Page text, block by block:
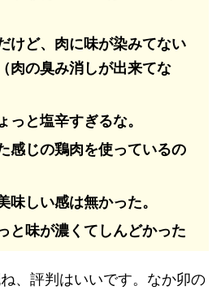
けど、肉に味が染みてない
肉の臭み消しが出来てな
っと塩辛すぎるな。
感じの鶏肉を使っているの
味しい感は無かった。
と味が濃くてしんどかった
、評判はいいです。なか卯の